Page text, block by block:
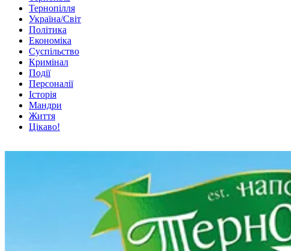
Тернопілля
Україна/Світ
Політика
Економіка
Суспільство
Кримінал
Події
Персоналії
Історія
Мандри
Життя
Цікаво!